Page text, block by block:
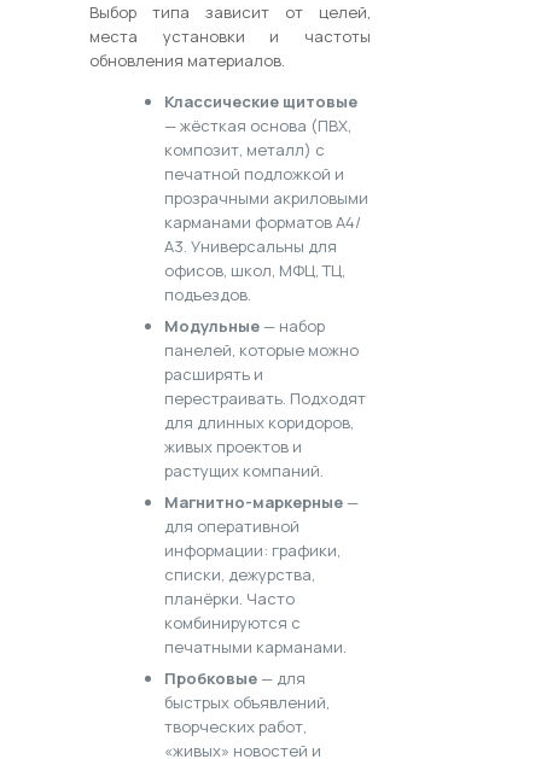
Выбор типа зависит от целей,
места установки и частоты
обновления материалов.
Классические щитовые
— жёсткая основа (ПВХ,
композит, металл) с
печатной подложкой и
прозрачными акриловыми
карманами форматов А4/
А3. Универсальны для
офисов, школ, МФЦ, ТЦ,
подъездов.
Модульные— набор
панелей, которые можно
расширять и
перестраивать. Подходят
для длинных коридоров,
живых проектов и
растущих компаний.
Магнитно-маркерные—
для оперативной
информации: графики,
списки, дежурства,
планёрки. Часто
комбинируются с
печатными карманами.
Пробковые— для
быстрых объявлений,
творческих работ,
«живых» новостей и